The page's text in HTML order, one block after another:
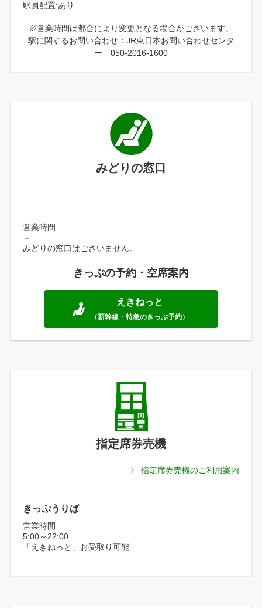
駅員配置:あり
※営業時間は都合により変更となる場合がございます。
駅に関するお問い合わせ：JR東日本お問い合わせセンタ
ー 050-2016-1600
みどりの窓口
営業時間
－
みどりの窓口はございません。
きっぷの予約・空席案内
えきねっと
（新幹線・特急のきっぷ予約）
指定席券売機
指定席券売機のご利用案内
きっぷうりば
営業時間
5:00～22:00
「えきねっと」お受取り可能